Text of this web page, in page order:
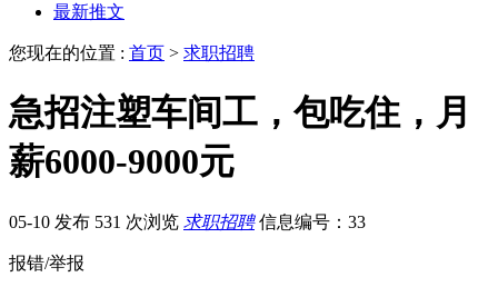
最新推文
您现在的位置 : 首页 > 求职招聘
急招注塑车间工，包吃住，月
薪6000-9000元
05-10 发布 531 次浏览 求职招聘 信息编号：33
报错/举报